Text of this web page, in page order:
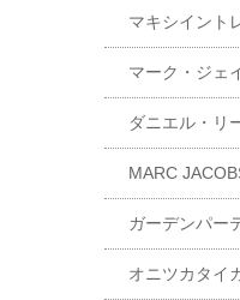
マキシイント
マーク・ジェ
ダニエル・リ
MARC
ガーデンパー
オニツカタイ